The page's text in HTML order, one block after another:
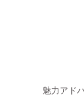
魅力アド